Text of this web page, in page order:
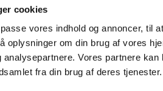
cookies
vores indhold og annoncer, til
oplysninger om din brug af vores
analysepartnere. Vores partnere
fra din brug af deres tjenester.